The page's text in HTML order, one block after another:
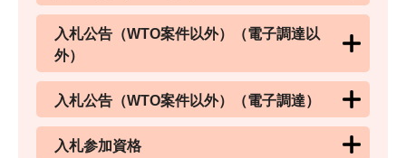
入札公告（WTO案件以外）（電子調達以
外）
入札公告（WTO案件以外）（電子調達）
入札参加資格